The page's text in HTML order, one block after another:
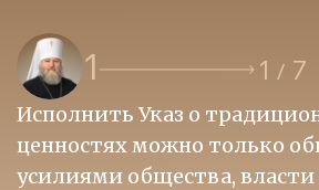
1 1 / 7
Исполнить Указ о
ценностях можно только
усилиями общества,